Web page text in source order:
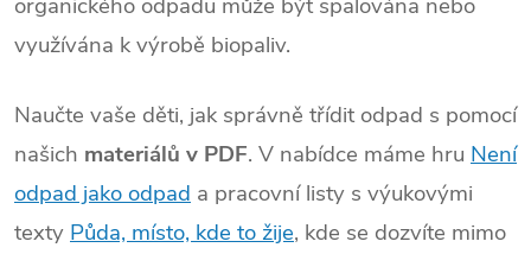
využívána k výrobě biopaliv.
Naučte vaše děti, jak správně třídit odpad s pomocí
našich materiálů v PDF. V nabídce máme hru Není
odpad jako odpad a pracovní listy s výukovými
texty Půda, místo, kde to žije, kde se dozvíte mimo